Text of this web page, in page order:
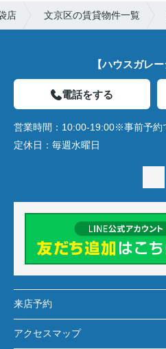
店 文京区の賃貸物件一覧
【ハウスガレー
電話をする
営業時間： 10:00-19:00※事前予約
定休日： 毎週水曜日
来店予約
アクセスマップ